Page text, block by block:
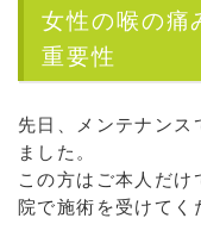
女性の喉の痛
重要性
先日、メンテナン
ました。
この方はご本人だけ
院で施術を受けてく